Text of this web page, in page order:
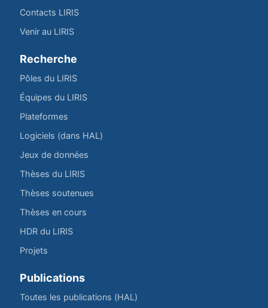
Contacts LIRIS
Venir au LIRIS
Recherche
Pôles du LIRIS
Équipes du LIRIS
Plateformes
Logiciels (dans HAL)
Jeux de données
Thèses du LIRIS
Thèses soutenues
Thèses en cours
HDR du LIRIS
Projets
Publications
Toutes les publications (HAL)